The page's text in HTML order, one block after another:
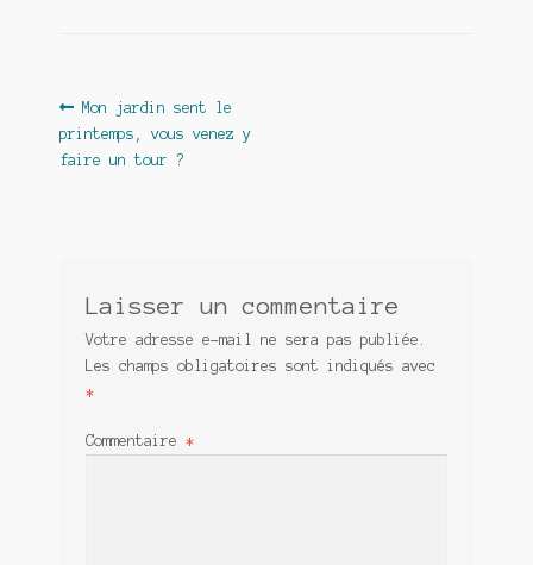
Il fallait me laisser mourir
La clé du bonheur
Marre des adultes
Mes romans
Navigation
de
Article
précédent :
Mon jardin sent le
printemps, vous venez y
faire un tour ?
Laisser un commentaire
Votre adresse e-mail ne sera pas publiée.
Les champs obligatoires sont indiqués avec
*
Commentaire *